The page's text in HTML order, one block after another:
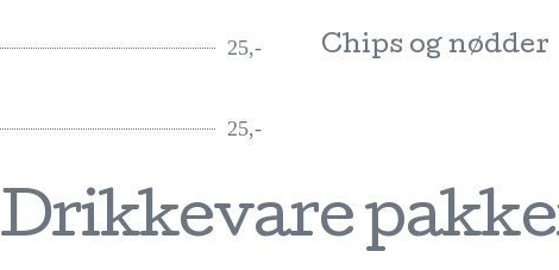
25,- Chips og nødder
25,-
Drikkevare